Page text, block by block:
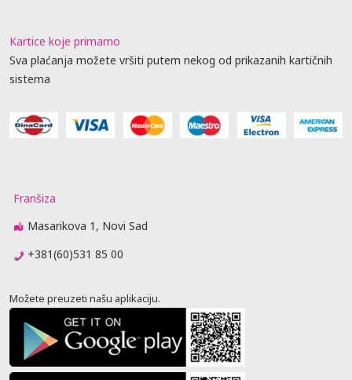
Kartice koje primamo
Sva plaćanja možete vršiti putem nekog od prikazanih kartičnih
sistema
Franšiza
Masarikova 1, Novi Sad
+381(60)531 85 00
Možete preuzeti našu aplikaciju.